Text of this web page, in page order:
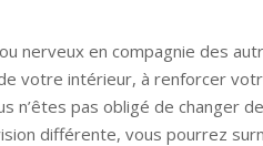
nerveux en compagnie des
votre intérieur, à renforcer
n’êtes pas obligé de changer
différente, vous pourrez